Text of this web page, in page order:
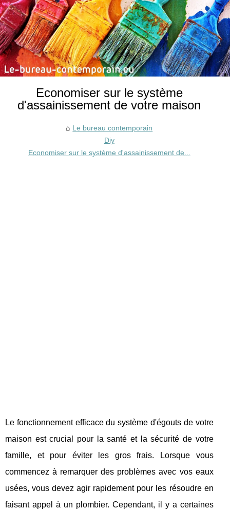
Economiser sur le système
d'assainissement de votre maison
Le bureau contemporain
Diy
Economiser sur le système d'assainissement de...
Le fonctionnement efficace du système d'égouts de votre
maison est crucial pour la santé et la sécurité de votre
famille, et pour éviter les gros frais. Lorsque vous
commencez à remarquer des problèmes avec vos eaux
usées, vous devez agir rapidement pour les résoudre en
faisant appel à un plombier. Cependant, il y a certaines